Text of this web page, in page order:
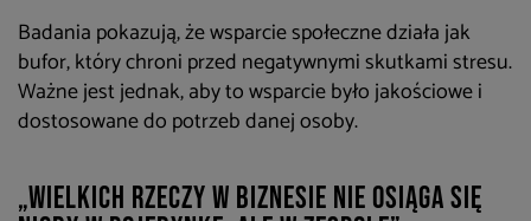
Badania pokazują, że wsparcie społeczne działa jak
bufor, który chroni przed negatywnymi skutkami stresu.
Ważne jest jednak, aby to wsparcie było jakościowe i
dostosowane do potrzeb danej osoby.
„Wielkich rzeczy w biznesie nie osiąga się